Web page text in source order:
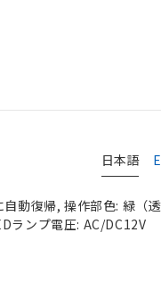
日本語
動復帰, 操作部色: 緑（
ランプ電圧: AC/DC12V